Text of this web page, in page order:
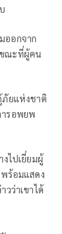
ออกจาก
ขณะที่ผู้คน
ยแห่งชาติ
ารอพยพ
ไปเยี่ยมผู้
ร้อมแสดง
วว่าเขาได้